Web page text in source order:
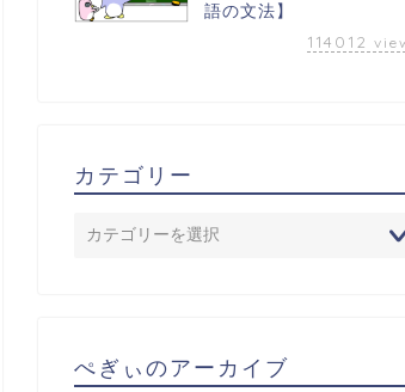
語の文法】
114012
カテゴリー
ぺぎぃのアーカイブ